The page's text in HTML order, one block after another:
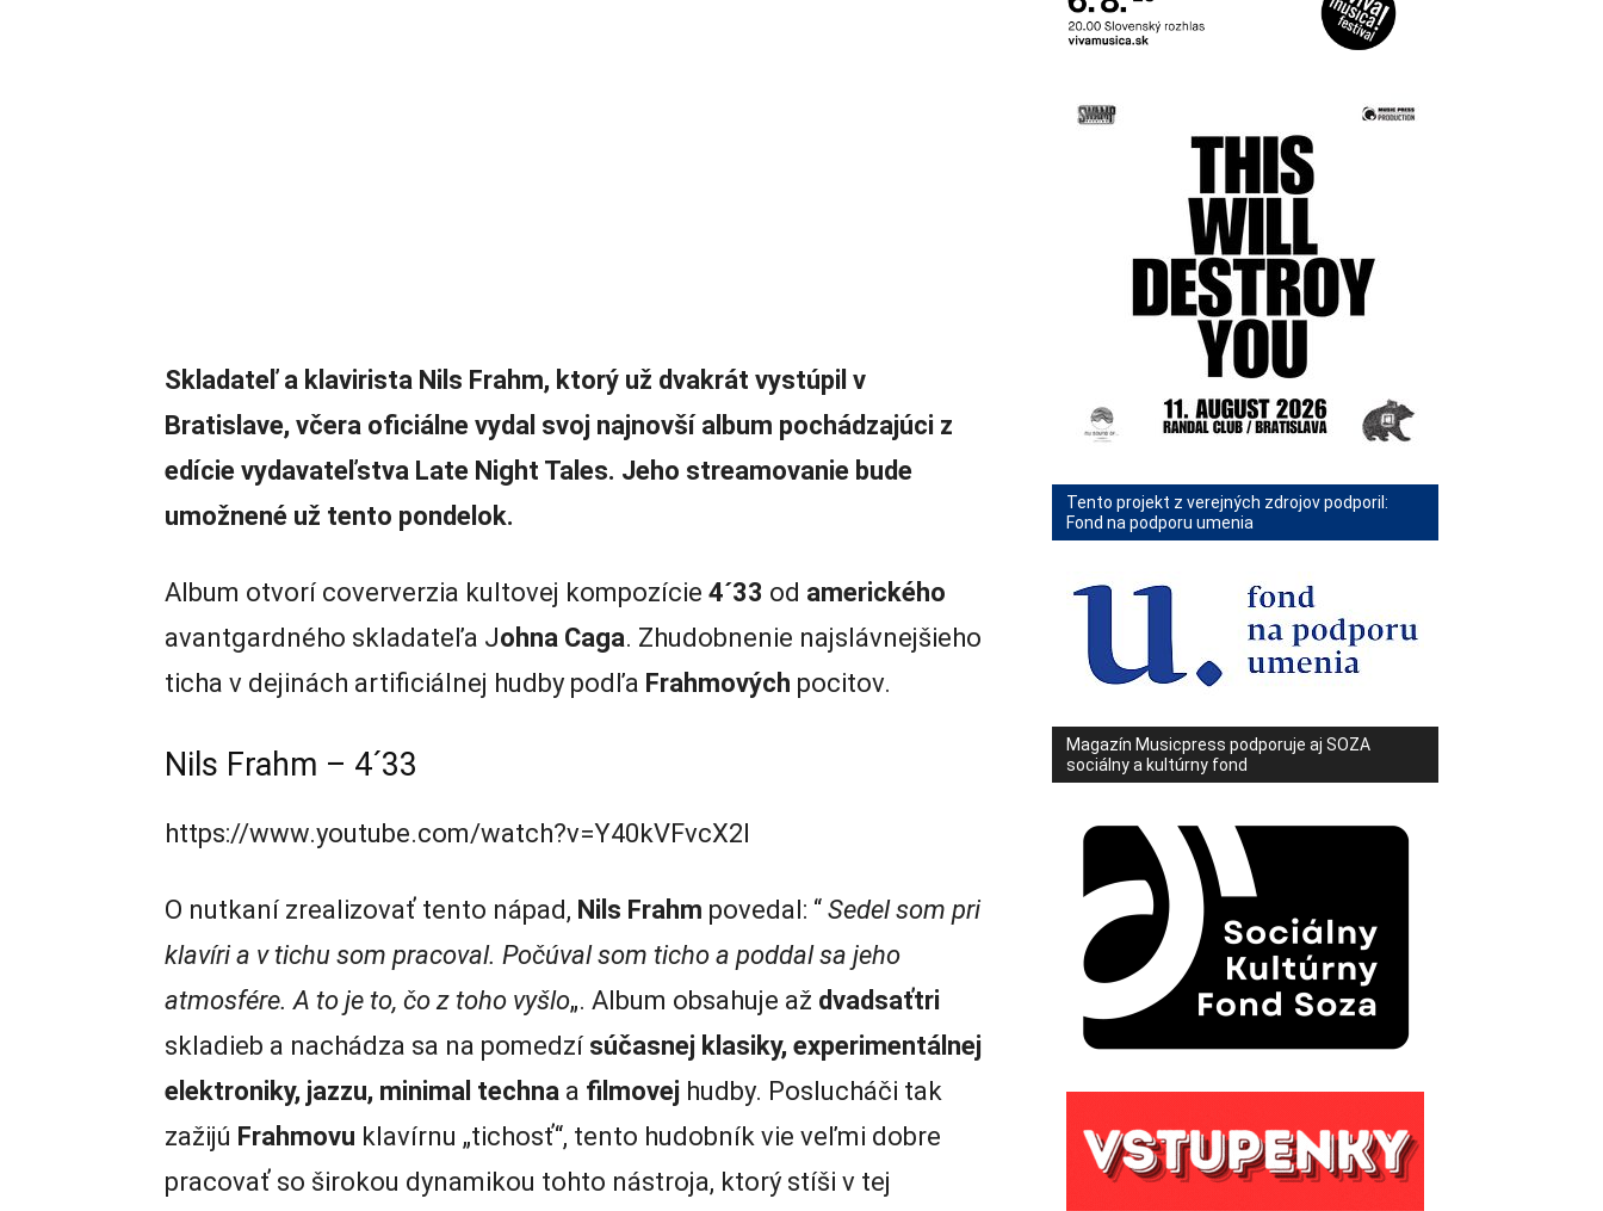
Skladateľ a klavirista Nils Frahm, ktorý už dvakrát vystúpil v
Bratislave, včera oficiálne vydal svoj najnovší album pochádzajúci z
edície vydavateľstva Late Night Tales. Jeho streamovanie bude
umožnené už tento pondelok.
Album otvorí coververzia kultovej kompozície 4´33 od amerického
avantgardného skladateľa Johna Caga. Zhudobnenie najslávnejšieho
ticha v dejinách artificiálnej hudby podľa Frahmových pocitov.
Nils Frahm – 4´33
https://www.youtube.com/watch?v=Y40kVFvcX2I
O nutkaní zrealizovať tento nápad, Nils Frahm povedal: “ Sedel som pri
klavíri a v tichu som pracoval. Počúval som ticho a poddal sa jeho
atmosfére. A to je to, čo z toho vyšlo„. Album obsahuje až dvadsaťtri
skladieb a nachádza sa na pomedzí súčasnej klasiky, experimentálnej
elektroniky, jazzu, minimal techna a filmovej hudby. Poslucháči tak
zažijú Frahmovu klavírnu „tichosť“, tento hudobník vie veľmi dobre
pracovať so širokou dynamikou tohto nástroja, ktorý stíši v tej
Tento projekt z verejných zdrojov podporil:
Fond na podporu umenia
Magazín Musicpress podporuje aj SOZA
sociálny a kultúrny fond